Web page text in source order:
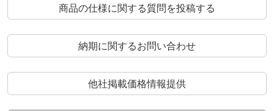
商品の仕様に関する質問を投稿する
納期に関するお問い合わせ
他社掲載価格情報提供